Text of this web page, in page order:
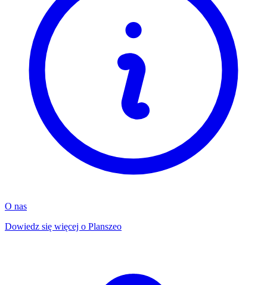
O nas
Dowiedz się więcej o Planszeo